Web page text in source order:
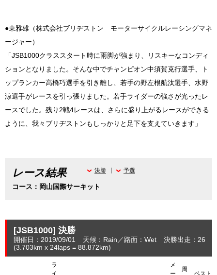
●東雅雄（株式会社ブリヂストン モーターサイクルレーシングマネ
ージャー）
「JSB1000クラススタート時に雨脚が強まり、リスキーなコンディ
ションとなりました。そんな中でチャンピオン中須賀克行選手、ト
ップランカー高橋巧選手を引き離し、若手の野左根航汰選手、水野
涼選手がレースを引っ張りました。若手ライダーの強さが光ったレ
ースでした。残り2戦4レースは、さらに盛り上がるレースができる
ように、我々ブリヂストンもしっかりと足下を支えていきます」
レース結果
コース：岡山国際サーキット
決勝 予選
[JSB1000] 決勝
開催日：2019/09/01 天候：Rain 路面：Wet 決勝出走：26
(3.703km x 24laps = 88.872km)
ラ
イ
メ
ー
周
ベストタ